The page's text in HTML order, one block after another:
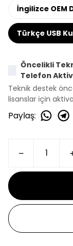
İngilizce OEM
Türkçe USB
Öncelikli
Telefon
Teknik destek
lisanslar için
Paylaş: